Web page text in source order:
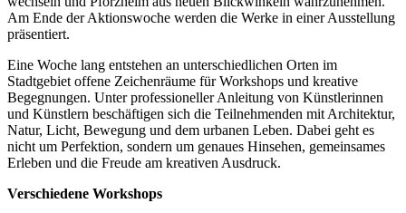
Am Ende der Aktionswoche werden die Werke in einer Ausstellung
präsentiert.
Eine Woche lang entstehen an unterschiedlichen Orten im
Stadtgebiet offene Zeichenräume für Workshops und kreative
Begegnungen. Unter professioneller Anleitung von Künstlerinnen
und Künstlern beschäftigen sich die Teilnehmenden mit Architektur,
Natur, Licht, Bewegung und dem urbanen Leben. Dabei geht es
nicht um Perfektion, sondern um genaues Hinsehen, gemeinsames
Erleben und die Freude am kreativen Ausdruck.
Verschiedene Workshops